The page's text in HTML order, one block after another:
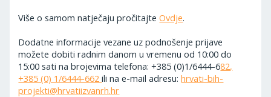
Više o samom natječaju pročitajteOvdje.
Dodatne informacije vezane uz podnošenje prijave
možete dobiti radnim danom u vremenu od 10:00 do
15:00 sati na brojevima telefona: +385 (0)1/6444-682,
+385 (0) 1/6444-662ili na e-mail adresu:hrvati-bih-
projekti@hrvatiizvanrh.hr